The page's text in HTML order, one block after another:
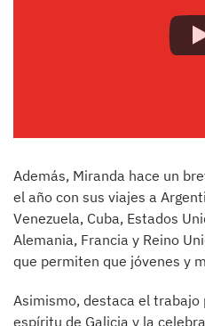
Además, Miranda hace un
el año con sus viajes a
Venezuela, Cuba, Estados
Alemania, Francia y Reino
que permiten que jóvenes y
Asimismo, destaca el
espíritu de Galicia y la